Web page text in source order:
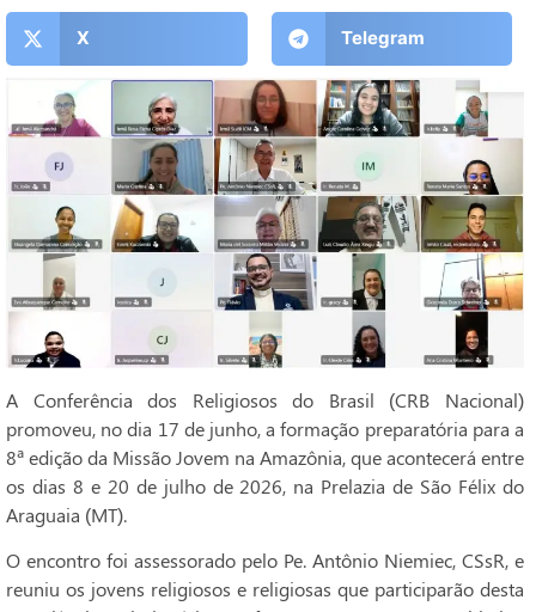
X Telegram
A Conferência dos Religiosos do Brasil (CRB Nacional)
promoveu, no dia 17 de junho, a formação preparatória para a
8ª edição da Missão Jovem na Amazônia, que acontecerá entre
os dias 8 e 20 de julho de 2026, na Prelazia de São Félix do
Araguaia (MT).
O encontro foi assessorado pelo Pe. Antônio Niemiec, CSsR, e
reuniu os jovens religiosos e religiosas que participarão desta